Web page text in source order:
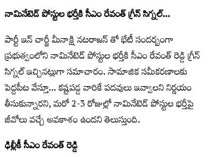
నామినేటెడ్ పోస్టుల భర్తీకి సీఎం రేవంత్ గ్రీన్ సిగ్నల్…
పార్టీ ఇన్ చార్జీ మీనాక్షి నటరాజన్ తో భేటీ సందర్బంగా
ప్రభుత్వంలోని నామినేటెడ్ పోస్టుల భర్తీకి సీఎం రేవంత్ రెడ్డి గ్రీన్
సిగ్నల్ ఇచ్చినట్లుగా సమాచారం. సామాజిక సమీకరణాలకు
పెద్దపీట వేస్తూ… కష్టపడ్డ వారికే పదవులు ఇవ్వాలని నిర్ణయం
తీసుకున్నారని, మరో 2-3 రోజుల్లో నామినేటెడ్ పోస్టుల భర్తీపై
జీవోలు వచ్చే అవకాశం ఉందని తెలుస్తుంది.
ఢిల్లీకీ సీఎం రేవంత్ రెడ్డి